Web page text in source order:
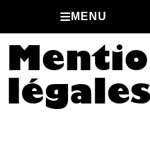
MENU
légales